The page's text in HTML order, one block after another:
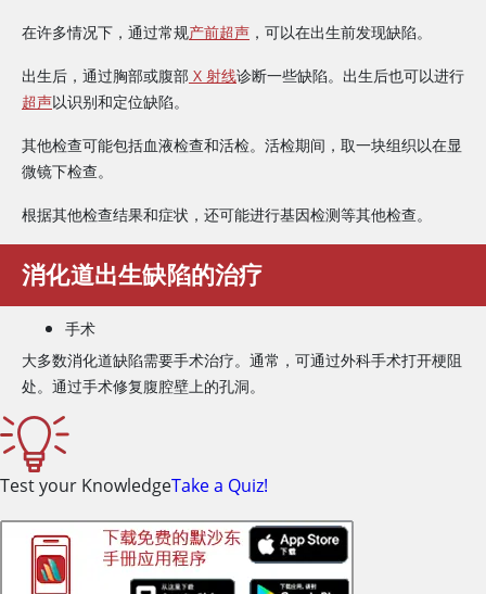
在许多情况下，通过常规产前超声 ，可以在出生前发现缺陷。
出生后，通过胸部或腹部 X 射线诊断一些缺陷。出生后也可以进行
超声以识别和定位缺陷。
其他检查可能包括血液检查和活检。活检期间，取一块组织以在显
微镜下检查。
根据其他检查结果和症状，还可能进行基因检测等其他检查。
消化道出生缺陷的治疗
手术
大多数消化道缺陷需要手术治疗。通常，可通过外科手术打开梗阻
处。通过手术修复腹腔壁上的孔洞。
Test your KnowledgeTake a Quiz!